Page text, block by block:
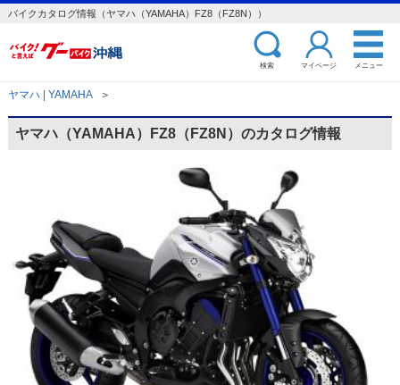
バイクカタログ情報（ヤマハ（YAMAHA）FZ8（FZ8N））
検索 マイページ メニュー
ヤマハ | YAMAHA ＞
ヤマハ（YAMAHA）FZ8（FZ8N）のカタログ情報